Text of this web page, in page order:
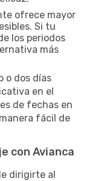
ofrece mayor
Si tu
los periodos
más
o dos días
en el
de fechas en
fácil de
con Avianca
dirigirte al